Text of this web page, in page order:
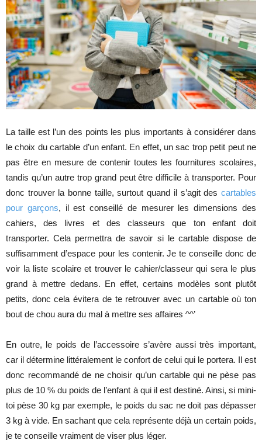
La taille est l’un des points les plus importants à considérer dans
le choix du cartable d’un enfant. En effet, un sac trop petit peut ne
pas être en mesure de contenir toutes les fournitures scolaires,
tandis qu’un autre trop grand peut être difficile à transporter. Pour
donc trouver la bonne taille, surtout quand il s’agit des cartables
pour garçons, il est conseillé de mesurer les dimensions des
cahiers, des livres et des classeurs que ton enfant doit
transporter. Cela permettra de savoir si le cartable dispose de
suffisamment d’espace pour les contenir. Je te conseille donc de
voir la liste scolaire et trouver le cahier/classeur qui sera le plus
grand à mettre dedans. En effet, certains modèles sont plutôt
petits, donc cela évitera de te retrouver avec un cartable où ton
bout de chou aura du mal à mettre ses affaires ^^’
En outre, le poids de l’accessoire s’avère aussi très important,
car il détermine littéralement le confort de celui qui le portera. Il est
donc recommandé de ne choisir qu’un cartable qui ne pèse pas
plus de 10 % du poids de l’enfant à qui il est destiné. Ainsi, si mini-
toi pèse 30 kg par exemple, le poids du sac ne doit pas dépasser
3 kg à vide. En sachant que cela représente déjà un certain poids,
je te conseille vraiment de viser plus léger.